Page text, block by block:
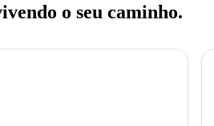
o seu caminho.